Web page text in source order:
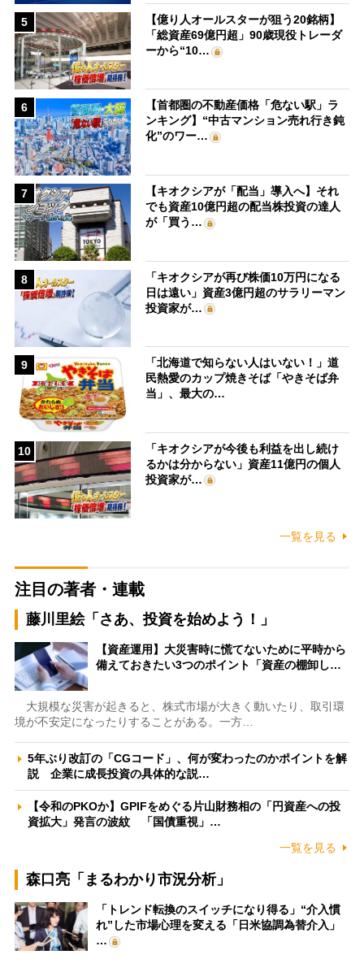
5
【億り人オールスターが狙う20銘柄】
「総資産69億円超」90歳現役トレーダ
ーから“10…
6
【首都圏の不動産価格「危ない駅」ラ
ンキング】“中古マンション売れ行き鈍
化”のワー…
7
【キオクシアが「配当」導入へ】それ
でも資産10億円超の配当株投資の達人
が「買う…
8
「キオクシアが再び株価10万円になる
日は遠い」資産3億円超のサラリーマン
投資家が…
9
「北海道で知らない人はいない！」道
民熱愛のカップ焼きそば「やきそば弁
当」、最大の…
10
「キオクシアが今後も利益を出し続け
るかは分からない」資産11億円の個人
投資家が…
一覧を見る
注目の著者・連載
藤川里絵「さあ、投資を始めよう！」
【資産運用】大災害時に慌てないために平時から
備えておきたい3つのポイント「資産の棚卸し…
大規模な災害が起きると、株式市場が大きく動いたり、取引環
境が不安定になったりすることがある。一方…
5年ぶり改訂の「CGコード」、何が変わったのかポイントを解
説 企業に成長投資の具体的な説…
【令和のPKOか】GPIFをめぐる片山財務相の「円資産への投
資拡大」発言の波紋 「国債重視」…
一覧を見る
森口亮「まるわかり市況分析」
「トレンド転換のスイッチになり得る」“介入慣
れ”した市場心理を変える「日米協調為替介入」
…